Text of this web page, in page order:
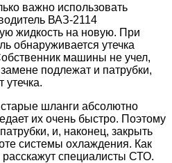
важно использовать
ВАЗ-2114
жидкость на новую. При
обнаруживается утечка
машины не учел,
подлежат и патрубки,
утечка.
старые шланги абсолютно
их очень быстро. Поэтому
и, наконец, закрыть
системы охлаждения. Как
специалисты СТО.